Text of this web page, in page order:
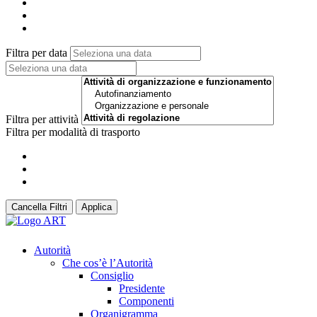
Filtra per data
Filtra per attività
Filtra per modalità di trasporto
Cancella Filtri Applica
Autorità
Che cos’è l’Autorità
Consiglio
Presidente
Componenti
Organigramma